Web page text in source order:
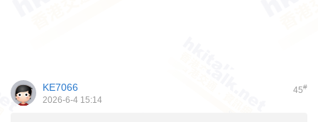
45#
KE7066
2026-6-4 15:14